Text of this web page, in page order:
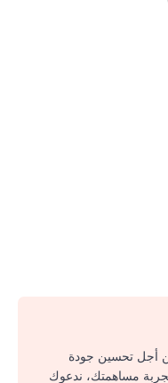
أجل تحسين جودة
تجربة مساهمتك، ندعوك